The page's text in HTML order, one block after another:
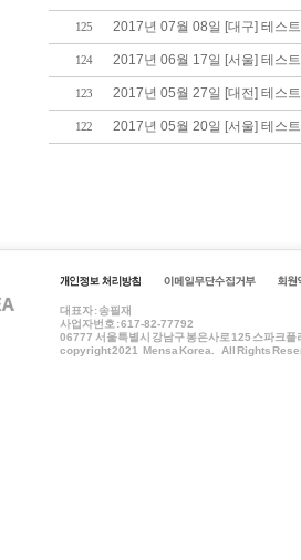
125 2017년 07월 08일 [대구] 테스
124 2017년 06월 17일 [서울] 테스
123 2017년 05월 27일 [대전] 테스
122 2017년 05월 20일 [서울] 테스
대표자 : 송필재
사업자번호 : 617-82-77792
06777 서울특별시 강남구 봉은사로 125 스파
copyright 2021 Mensa Korea. All Rights